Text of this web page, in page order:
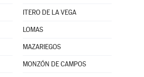
ITERO DE LA VEGA
LOMAS
MAZARIEGOS
MONZÓN DE CAMPOS